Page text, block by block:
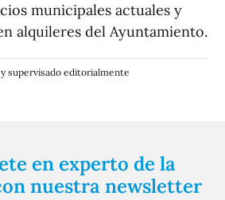
municipales actuales y
alquileres del Ayuntamiento.
supervisado editorialmente
en experto de la
nuestra newsletter